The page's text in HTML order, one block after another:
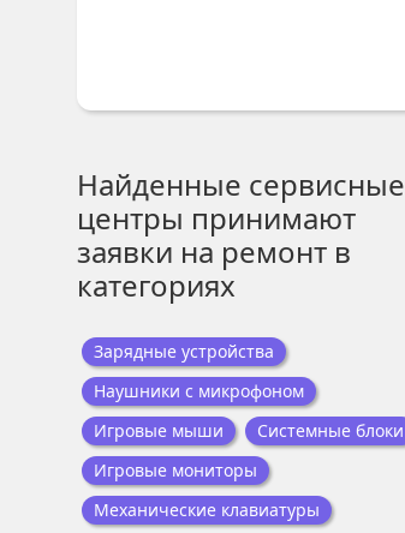
Найденные сервисные
центры принимают
заявки на ремонт в
категориях
Зарядные устройства
Наушники с микрофоном
Игровые мыши
Системные блоки
Игровые мониторы
Механические клавиатуры